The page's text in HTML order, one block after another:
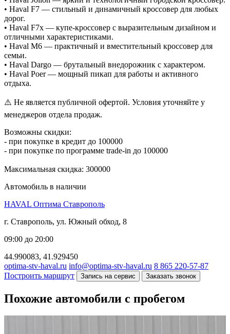
• Haval F7 — стильный и динамичный кроссовер для любых
дорог.
• Haval F7x — купе-кроссовер с выразительным дизайном и
отличными характеристиками.
• Haval M6 — практичный и вместительный кроссовер для
семьи.
• Haval Dargo — брутальный внедорожник с характером.
• Haval Poer — мощный пикап для работы и активного
отдыха.
⚠️ Не является публичной офертой. Условия уточняйте у
менеджеров отдела продаж.
Возможны скидки:
- при покупке в кредит до 100000
- при покупке по программе trade-in до 100000
Максимальная скидка: 300000
Автомобиль в наличии
HAVAL Оптима Ставрополь
г. Ставрополь, ул. Южный обход, 8
09:00 до 20:00
44.990083, 41.929450
optima-stv-haval.ru info@optima-stv-haval.ru 8 865 220-57-87
Построить маршрут
Запись на сервис Заказать звонок
Похожие автомобили с пробегом